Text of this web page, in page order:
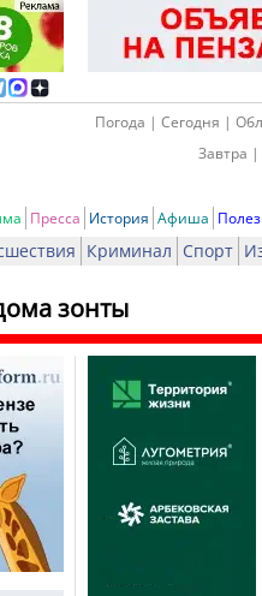
Погода | Сегодня |
Завтра
Пресса История Афиша
Криминал Спорт
зонты
Печать